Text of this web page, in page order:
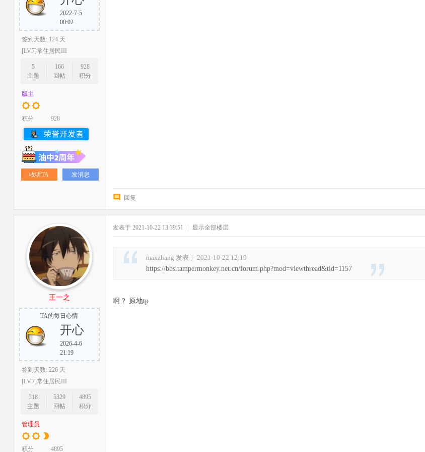
2022-7-5
00:02
签到天数: 124 天
[LV.7]常住居民III
5
主题
166
回帖
928
积分
版主
积分 928
收听TA 发消息
回复
王一之
TA的每日心情
开心
2026-4-6
21:19
签到天数: 226 天
[LV.7]常住居民III
318
主题
5329
回帖
4895
积分
管理员
积分 4895
发表于 2021-10-22 13:39:51 显示全部楼层
maxzhang 发表于 2021-10-22 12:19
https://bbs.tampermonkey.net.cn/forum.php?mod=viewthread&tid=1157
啊？ 原地tp